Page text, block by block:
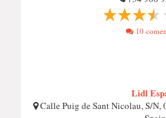
10
Lidl
Calle Puig de Sant Nicolau, S/N,